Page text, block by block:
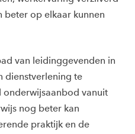
beter op elkaar kunnen
van leidinggevenden in
dienstverlening te
onderwijsaanbod vanuit
nog beter kan
praktijk en de